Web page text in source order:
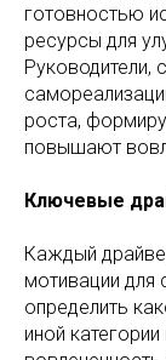
готовностью
ресурсы для
Руководители,
роста,
повышают
Ключевые
Каждый
мотивации для
определить
иной